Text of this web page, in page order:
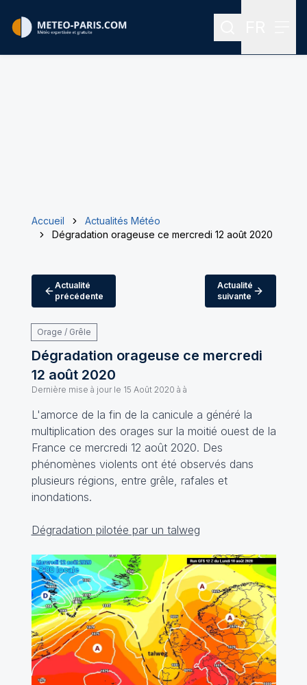
Rechercher
Accueil
Actualités Météo
Dégradation orageuse ce mercredi 12 août 2020
Actualité
précédente
Actualité
suivante
Orage / Grêle
Dégradation orageuse ce mercredi
12 août 2020
Dernière mise à jour le 15 Août 2020 à à
L'amorce de la fin de la canicule a généré la
multiplication des orages sur la moitié ouest de la
France ce mercredi 12 août 2020. Des
phénomènes violents ont été observés dans
plusieurs régions, entre grêle, rafales et
inondations.
Dégradation pilotée par un talweg